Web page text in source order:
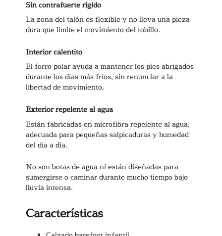
Sin contrafuerte rígido
La zona del talón es flexible y no lleva una pieza
dura que limite el movimiento del tobillo.
Interior calentito
El forro polar ayuda a mantener los pies abrigados
durante los días más fríos, sin renunciar a la
libertad de movimiento.
Exterior repelente al agua
Están fabricadas en microfibra repelente al agua,
adecuada para pequeñas salpicaduras y humedad
del día a día.
No son botas de agua ni están diseñadas para
sumergirse o caminar durante mucho tiempo bajo
lluvia intensa.
Características